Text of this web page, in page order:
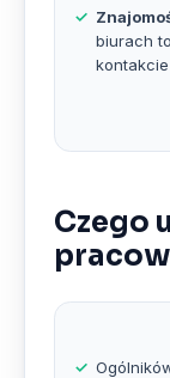
biurach
Czego